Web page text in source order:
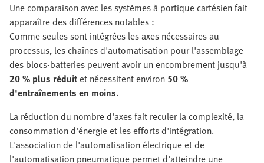
Une comparaison avec les systèmes à portique cartésien fait
apparaître des différences notables :
Comme seules sont intégrées les axes nécessaires au
processus, les chaînes d'automatisation pour l'assemblage
des blocs-batteries peuvent avoir un encombrement jusqu'à
20 % plus réduitet nécessitent environ 50 %
d'entraînements en moins.
La réduction du nombre d'axes fait reculer la complexité, la
consommation d'énergie et les efforts d'intégration.
L'association de l'automatisation électrique et de
l'automatisation pneumatique permet d'atteindre une